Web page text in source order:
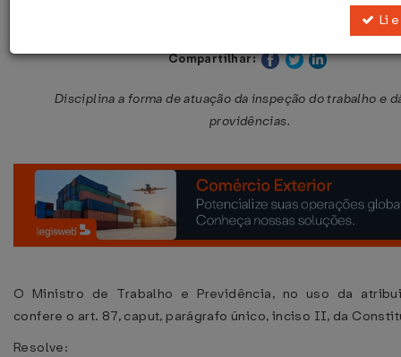
Compartilhar:
Disciplina a forma de atuação da inspeção do trabalho e
providências.
O Ministro de Trabalho e Previdência, no uso da
confere o art. 87, caput, parágrafo único, inciso II, da
Resolve:
Li